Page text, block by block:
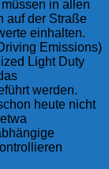
in allen
auf der Straße
einhalten.
Emissions)
Light Duty
werden.
heute nicht